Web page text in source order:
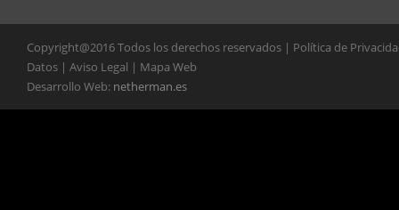
Copyright@2016 Todos los derechos reservados | Política de
Datos | Aviso Legal | Mapa Web
Desarrollo Web: netherman.es